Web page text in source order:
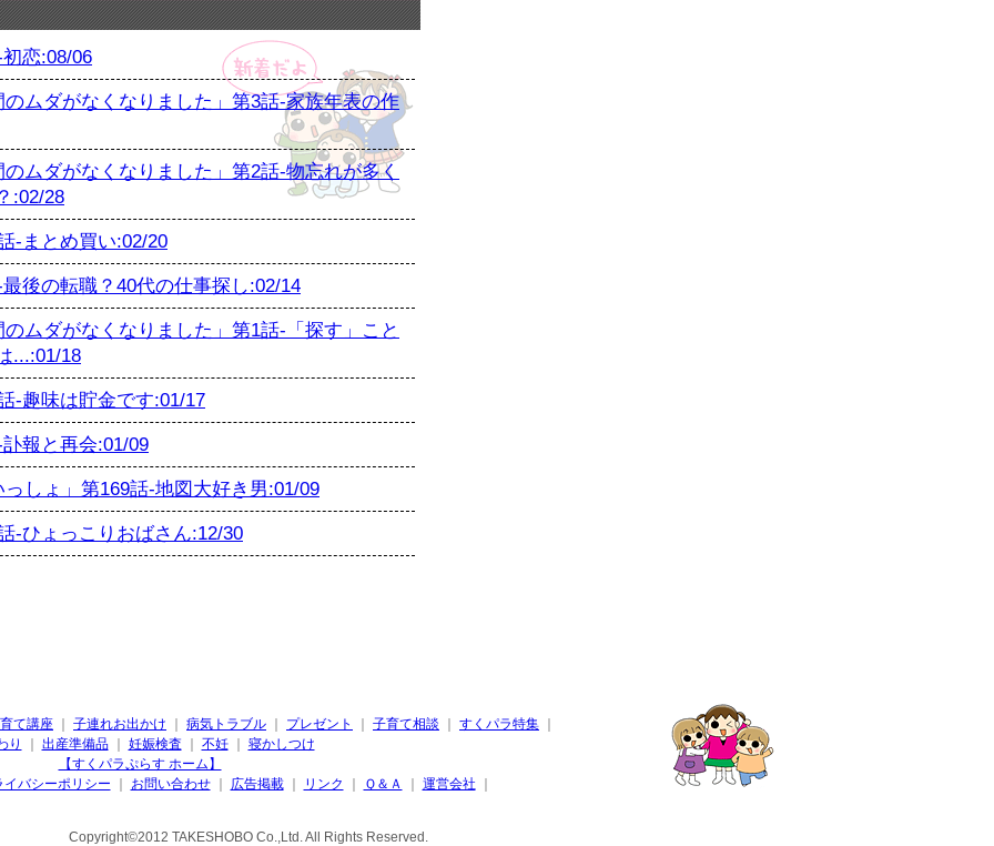
恋:08/06
ムダがなくなりました」第3話-家族年表の作
ムダがなくなりました」第2話-物忘れが多く
:02/28
-まとめ買い:02/20
後の転職？40代の仕事探し:02/14
ムダがなくなりました」第1話-「探す」こと
...:01/18
-趣味は貯金です:01/17
報と再会:01/09
しょ」第169話-地図大好き男:01/09
-ひょっこりおばさん:12/30
て講座 子連れお出かけ 病気トラブル プレゼント 子育て相談 すくパラ特集
り
出産準備品 妊娠検査 不妊
寝かしつけ
【すくパラぷらす ホーム】
イバシーポリシー
お問い合わせ 広告掲載 リンク Ｑ＆Ａ 運営会社
Copyright©2012 TAKESHOBO Co.,Ltd. All Rights Reserved.